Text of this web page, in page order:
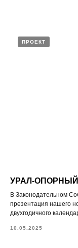
ПРОЕКТ
УРАЛ-
В Законодательном
презентация нашего
двухгодичного
10.05.2025